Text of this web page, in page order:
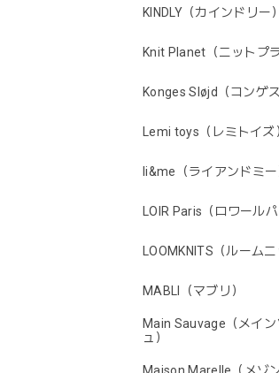
KINDLY（カインドリー）
Knit Planet（ニットプ
Konges Sløjd（コンゲ
Lemi toys（レミトイズ
li&me（ライアンドミー
LOIR Paris（ロワールパ
LOOMKNITS（ルームニ
MABLI（マブリ）
Main Sauvage（メイ
ュ）